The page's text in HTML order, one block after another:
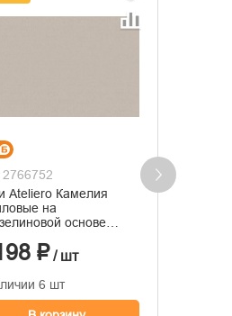
2766752
Ateliero Камелия
на
основе
₽/ шт
6 шт